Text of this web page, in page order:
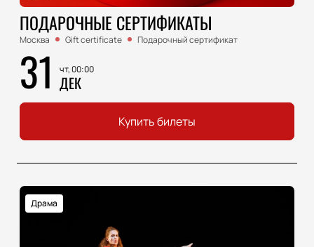
ПОДАРОЧНЫЕ СЕРТИФИКАТЫ
Москва Gift certificate Подарочный сертификат
31 чт, 00:00
ДЕК
Купить билеты
Драма